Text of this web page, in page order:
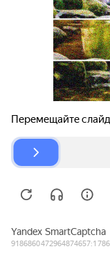
Поиск запчастей
Для автокомпаний
Авторазборки
©
Copyright